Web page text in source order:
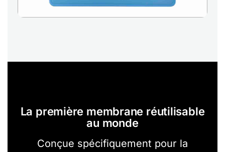
La première membrane réutilisable
au monde
Conçue spécifiquement pour la